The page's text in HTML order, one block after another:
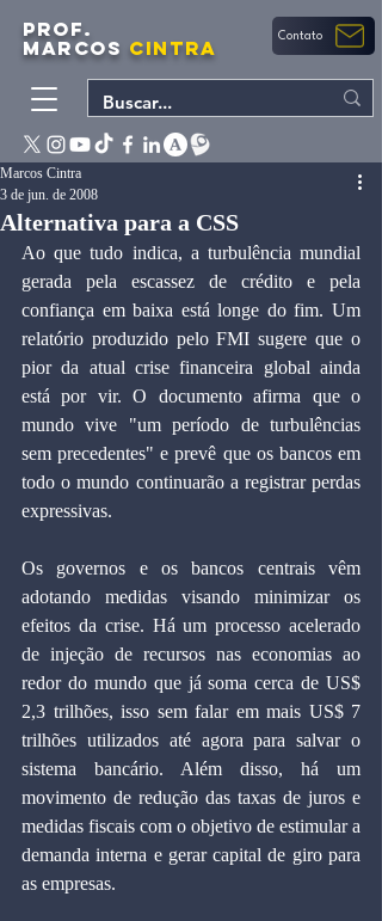
PROF.
MARCOS CINTRA Contato
Alternativa para a CSS
Marcos Cintra
3 de jun. de 2008
Ao que tudo indica, a turbulência mundial
gerada pela escassez de crédito e pela
confiança em baixa está longe do fim. Um
relatório produzido pelo FMI sugere que o
pior da atual crise financeira global ainda
está por vir. O documento afirma que o
mundo vive "um período de turbulências
sem precedentes" e prevê que os bancos em
todo o mundo continuarão a registrar perdas
expressivas.
Os governos e os bancos centrais vêm
adotando medidas visando minimizar os
efeitos da crise. Há um processo acelerado
de injeção de recursos nas economias ao
redor do mundo que já soma cerca de US$
2,3 trilhões, isso sem falar em mais US$ 7
trilhões utilizados até agora para salvar o
sistema bancário. Além disso, há um
movimento de redução das taxas de juros e
medidas fiscais com o objetivo de estimular a
demanda interna e gerar capital de giro para
as empresas.